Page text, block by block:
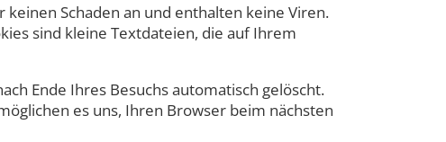
Schaden an und enthalten keine Viren.
sind kleine Textdateien, die auf Ihrem
Ende Ihres Besuchs automatisch gelöscht.
es uns, Ihren Browser beim nächsten